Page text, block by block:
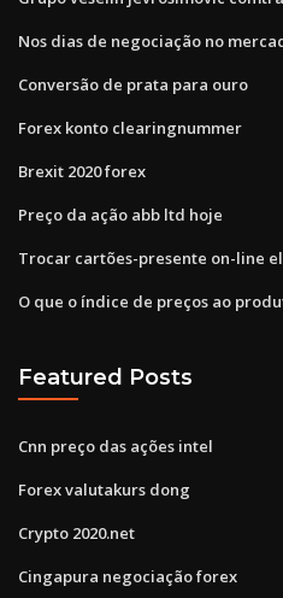
Nos dias de negociação no
Conversão de prata para ouro
Forex konto clearingnummer
Brexit 2020 forex
Preço da ação abb ltd hoje
Trocar cartões-presente on-line
O que o índice de preços ao
Featured Posts
Cnn preço das ações intel
Forex valutakurs dong
Crypto 2020.net
Cingapura negociação forex